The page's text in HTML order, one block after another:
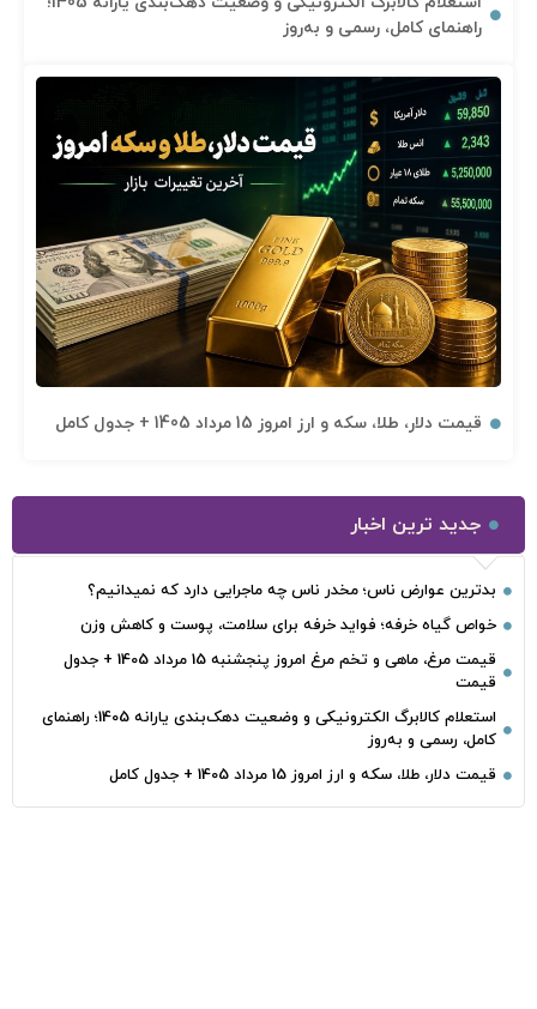
راهنمای کامل، رسمی و به‌روز
قیمت دلار، طلا، سکه و ارز امروز 15 مرداد 1405 + جدول کامل
جدید ترین اخبار
بدترین عوارض ناس؛ مخدر ناس چه ماجرایی دارد که نمیدانیم؟
خواص گیاه خرفه؛ فواید خرفه برای سلامت، پوست و کاهش وزن
قیمت مرغ، ماهی و تخم مرغ امروز پنجشنبه 15 مرداد 1405 + جدول
قیمت
استعلام کالابرگ الکترونیکی و وضعیت دهک‌بندی یارانه 1405؛ راهنمای
کامل، رسمی و به‌روز
قیمت دلار، طلا، سکه و ارز امروز 15 مرداد 1405 + جدول کامل